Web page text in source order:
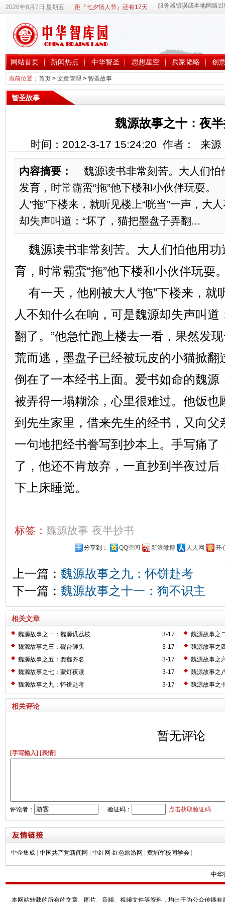
2026年8月7日 星期五 距『七夕情人节』还有12天
网站首页 新闻热点 中华智圣 思想星空 兵家韬略 创
当前位置： 首页> 文章管理 > 智圣故事
智圣故事
魏源故事之十：夜
时间：2012-3-17 15:24:20 作者： 来
内容摘要：
魏源读书非常刻苦。大人们怕
发育，时常霸蛮“拖”他下楼和小伙伴玩耍
人“拖”下楼来，就听见楼上“咣当”一声，大
却失声叫道：“坏了，猫把墨盘子弄翻...
魏源读书非常刻苦。大人们怕他用功
育，时常霸蛮“拖”他下楼和小伙伴玩耍
有一天，他刚被大人“拖”下楼来，就
人不知什么在响，可是魏源却失声叫道
翻了。”他急忙跑上楼去一看，果然发
荒而逃，墨盘子已经被玩皮的小猫掀翻
倒在了一本经书上面。爱书如命的魏源
被弄得一塌糊涂，心里很难过。他饭也
到先生家里，借来先生的经书，又向父
一句地把经书誊写到抄本上。手写痛了
了，他还不肯放弃，一直抄到半夜过后
下上床睡觉。
标签： 魏源故事 夜半抄书
分享到： QQ空间 新浪微博 人人网 开
上一篇： 魏源故事之九：怀饼赴考
下一篇： 魏源故事之十一：狗不识主
相关文章
3-17
魏源故事之一：魏源讥荔枝
魏源故事之
3-17
魏源故事之三：砚台砸头
魏源故事之
3-17
魏源故事之五：龚魏齐名
魏源故事之
3-17
魏源故事之七：蒙灯夜读
魏源故事之
3-17
魏源故事之九：怀饼赴考 魏源故事之
相关评论
暂无评论
[手写输入] [表情]
评论者： 验证码： 点击获取验证码
中企集成 中国共产党新闻网 中红网-红色旅游网 黄埔军校同学会
中华
本网站转载的所有的文章、图片、音频、视频文件等资料，均出于为公众传播